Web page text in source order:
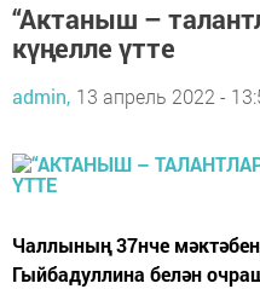
“Актаныш –
күңелле үтте
admin, 13 апрель 2022 -
Чаллының 37нче
Гыйбадуллина белән